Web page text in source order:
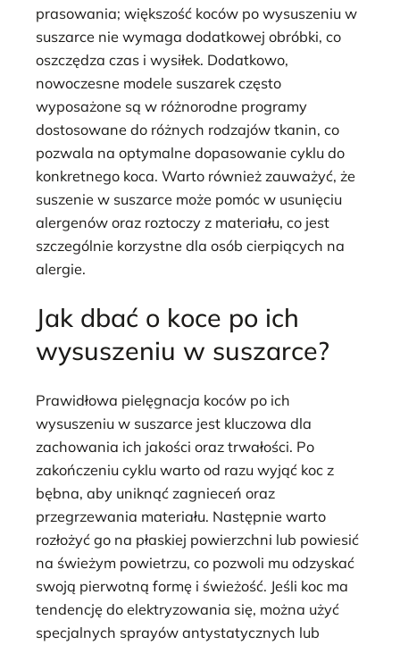
prasowania; większość koców po wysuszeniu w
suszarce nie wymaga dodatkowej obróbki, co
oszczędza czas i wysiłek. Dodatkowo,
nowoczesne modele suszarek często
wyposażone są w różnorodne programy
dostosowane do różnych rodzajów tkanin, co
pozwala na optymalne dopasowanie cyklu do
konkretnego koca. Warto również zauważyć, że
suszenie w suszarce może pomóc w usunięciu
alergenów oraz roztoczy z materiału, co jest
szczególnie korzystne dla osób cierpiących na
alergie.
Jak dbać o koce po ich
wysuszeniu w suszarce?
Prawidłowa pielęgnacja koców po ich
wysuszeniu w suszarce jest kluczowa dla
zachowania ich jakości oraz trwałości. Po
zakończeniu cyklu warto od razu wyjąć koc z
bębna, aby uniknąć zagnieceń oraz
przegrzewania materiału. Następnie warto
rozłożyć go na płaskiej powierzchni lub powiesić
na świeżym powietrzu, co pozwoli mu odzyskać
swoją pierwotną formę i świeżość. Jeśli koc ma
tendencję do elektryzowania się, można użyć
specjalnych sprayów antystatycznych lub